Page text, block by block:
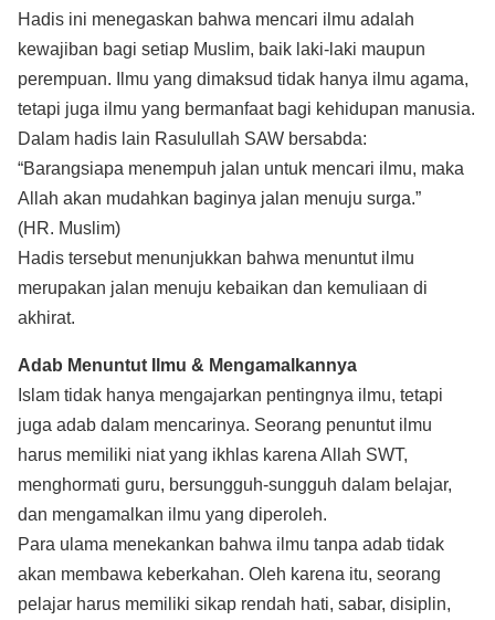
Hadis ini menegaskan bahwa mencari ilmu adalah
kewajiban bagi setiap Muslim, baik laki-laki maupun
perempuan. Ilmu yang dimaksud tidak hanya ilmu agama,
tetapi juga ilmu yang bermanfaat bagi kehidupan manusia.
Dalam hadis lain Rasulullah SAW bersabda:
“Barangsiapa menempuh jalan untuk mencari ilmu, maka
Allah akan mudahkan baginya jalan menuju surga.”
(HR. Muslim)
Hadis tersebut menunjukkan bahwa menuntut ilmu
merupakan jalan menuju kebaikan dan kemuliaan di
akhirat.
Adab Menuntut Ilmu & Mengamalkannya
Islam tidak hanya mengajarkan pentingnya ilmu, tetapi
juga adab dalam mencarinya. Seorang penuntut ilmu
harus memiliki niat yang ikhlas karena Allah SWT,
menghormati guru, bersungguh-sungguh dalam belajar,
dan mengamalkan ilmu yang diperoleh.
Para ulama menekankan bahwa ilmu tanpa adab tidak
akan membawa keberkahan. Oleh karena itu, seorang
pelajar harus memiliki sikap rendah hati, sabar, disiplin,